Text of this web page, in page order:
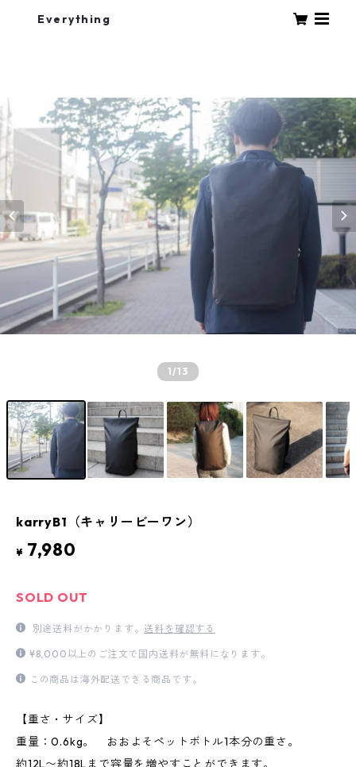
Everything
1/13
karryB1（キャリービーワン）
¥ 7,980
SOLD OUT
別途送料がかかります。送料を確認する
¥8,000以上のご注文で国内送料が無料になります。
この商品は海外配送できる商品です。
【重さ・サイズ】
重量：0.6kg。 おおよそペットボトル1本分の重さ。
約12L〜約18Lまで容量を増やすことができます。